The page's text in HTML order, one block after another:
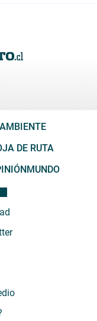
DE RUTA
MUNDO